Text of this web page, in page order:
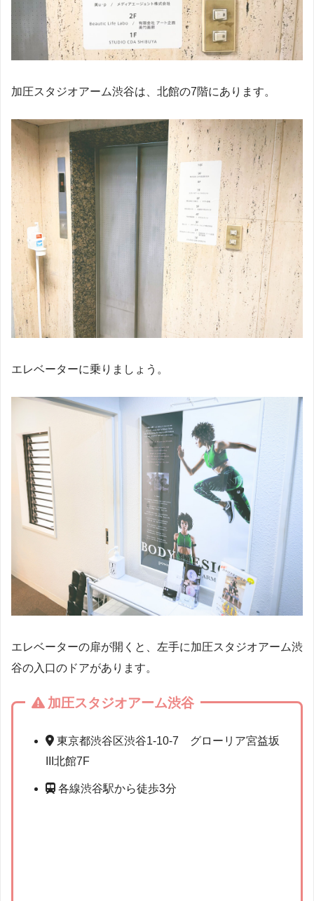
加圧スタジオアーム渋谷は、北館の7階にあります。
エレベーターに乗りましょう。
エレベーターの扉が開くと、左手に加圧スタジオアーム渋
谷の入口のドアがあります。
加圧スタジオアーム渋谷
東京都渋谷区渋谷1-10-7 グローリア宮益坂
III北館7F
各線渋谷駅から徒歩3分